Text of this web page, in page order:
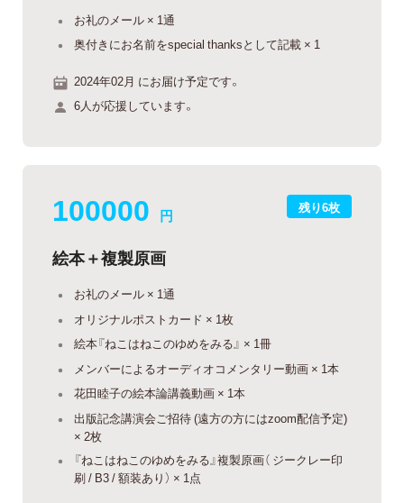
お礼のメール × 1通
奥付きにお名前をspecial thanksとして記載 × 1
2024年02月 にお届け予定です。
6人が応援しています。
残り6枚
100000 円
絵本＋複製原画
お礼のメール × 1通
オリジナルポストカード × 1枚
絵本『ねこはねこのゆめをみる』 × 1冊
メンバーによるオーディオコメンタリー動画 × 1本
花田睦子の絵本論講義動画 × 1本
出版記念講演会ご招待 (遠方の方にはzoom配信予定)
× 2枚
『ねこはねこのゆめをみる』複製原画（ ジークレー印
刷 / B3 / 額装あり） × 1点